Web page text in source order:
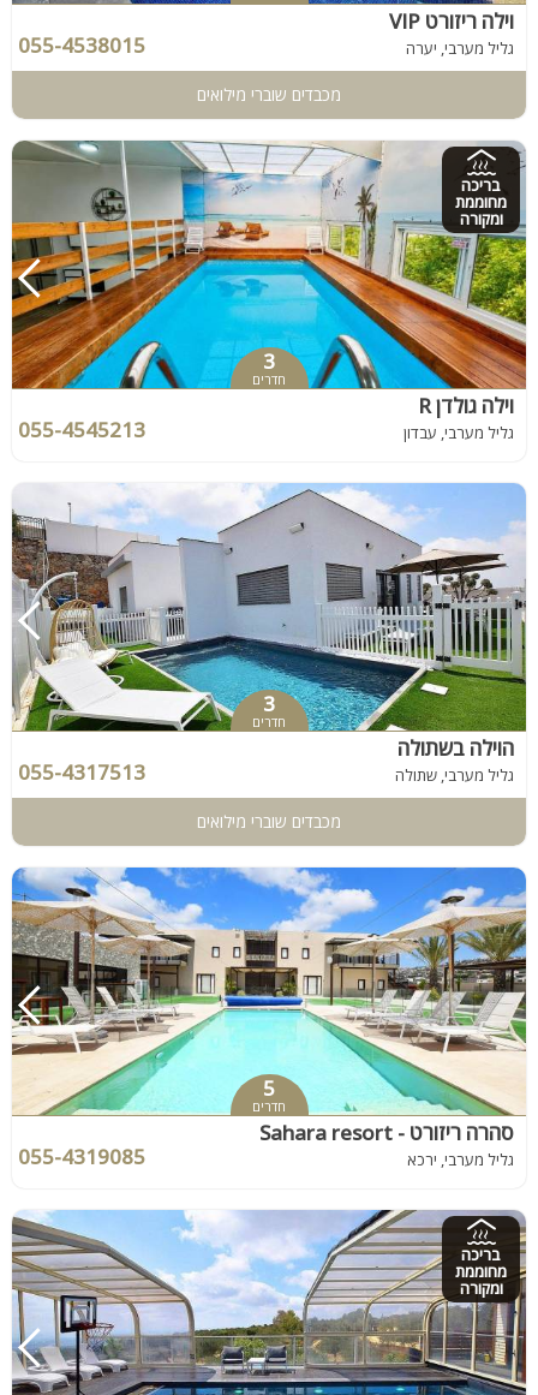
וילה ריזורט VIP
גליל מערבי, יערה 055-4538015
מכבדים שוברי מילואים
בריכה
מחוממת
ומקורה
3
חדרים
וילה גולדן R
גליל מערבי, עבדון 055-4545213
3
חדרים
הוילה בשתולה
גליל מערבי, שתולה 055-4317513
מכבדים שוברי מילואים
5
חדרים
סהרה ריזורט - Sahara resort
גליל מערבי, ירכא 055-4319085
בריכה
מחוממת
ומקורה